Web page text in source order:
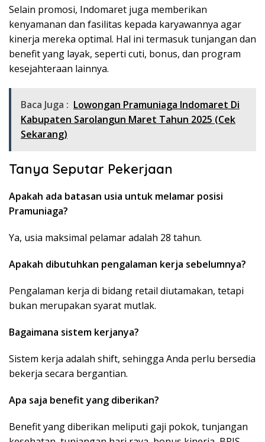
Selain promosi, Indomaret juga memberikan
kenyamanan dan fasilitas kepada karyawannya agar
kinerja mereka optimal. Hal ini termasuk tunjangan dan
benefit yang layak, seperti cuti, bonus, dan program
kesejahteraan lainnya.
Baca Juga : Lowongan Pramuniaga Indomaret Di
Kabupaten Sarolangun Maret Tahun 2025 (Cek
Sekarang)
Tanya Seputar Pekerjaan
Apakah ada batasan usia untuk melamar posisi
Pramuniaga?
Ya, usia maksimal pelamar adalah 28 tahun.
Apakah dibutuhkan pengalaman kerja sebelumnya?
Pengalaman kerja di bidang retail diutamakan, tetapi
bukan merupakan syarat mutlak.
Bagaimana sistem kerjanya?
Sistem kerja adalah shift, sehingga Anda perlu bersedia
bekerja secara bergantian.
Apa saja benefit yang diberikan?
Benefit yang diberikan meliputi gaji pokok, tunjangan